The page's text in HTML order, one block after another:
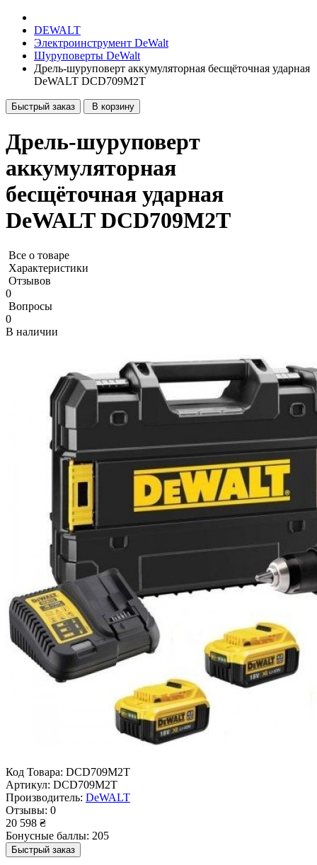
DEWALT
Электроинструмент DeWalt
Шуруповерты DeWalt
Дрель-шуруповерт аккумуляторная бесщёточная ударная
DeWALT DCD709M2T
Быстрый заказ В корзину
Дрель-шуруповерт
аккумуляторная
бесщёточная ударная
DeWALT DCD709M2T
Все о товаре
Характеристики
Отзывов
0
Вопросы
0
В наличии
Код Товара: DCD709M2T
Артикул: DCD709M2T
Производитель: DeWALT
Отзывы: 0
20 598 ₴
Бонусные баллы: 205
Быстрый заказ